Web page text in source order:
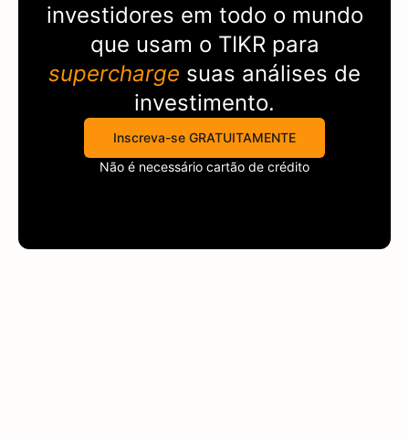
investidores em todo o mundo
que usam o TIKR para
supercharge suas análises de
investimento.
Inscreva-se GRATUITAMENTE
Não é necessário cartão de crédito